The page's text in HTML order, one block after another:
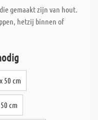
gemaakt zijn van hout.
hetzij binnen of
50 cm
cm